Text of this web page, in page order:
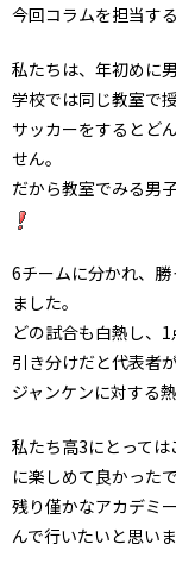
今回コラムを担当す
私たちは、年初めに
学校では同じ教室で
サッカーをするとど
せん。
だから教室でみる男
6チームに分かれ、
ました。
どの試合も白熱し、1
引き分けだと代表者
ジャンケンに対する
私たち高3にとって
に楽しめて良かった
残り僅かなアカデミ
んで行いたいと思い